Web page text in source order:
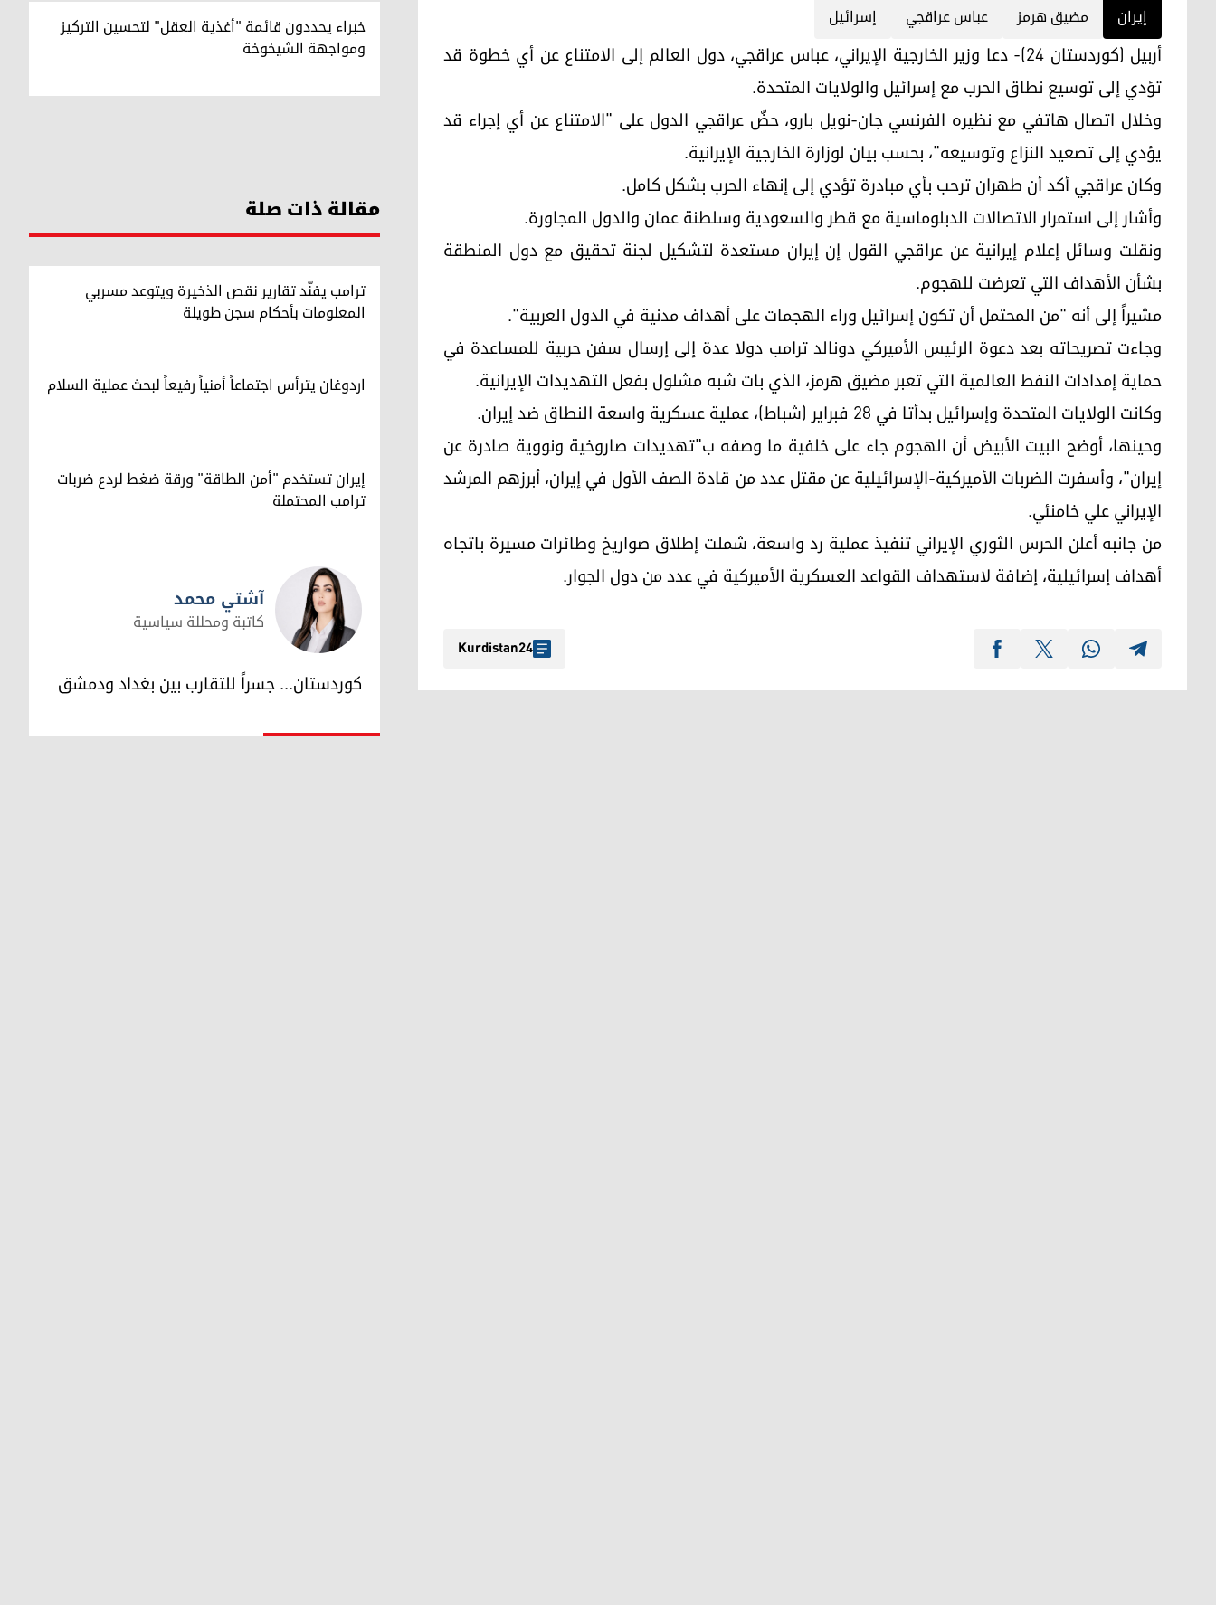
إيران مضيق هرمز عباس عراقجي إسرائيل
أربيل (كوردستان 24)- دعا وزير الخارجية الإيراني، عباس عراقجي، دول العالم إلى الامتناع عن أي خطوة قد
تؤدي إلى توسيع نطاق الحرب مع إسرائيل والولايات المتحدة.
وخلال اتصال هاتفي مع نظيره الفرنسي جان-نويل بارو، حضّ عراقجي الدول على "الامتناع عن أي إجراء قد
يؤدي إلى تصعيد النزاع وتوسيعه"، بحسب بيان لوزارة الخارجية الإيرانية.
وكان عراقجي أكد أن طهران ترحب بأي مبادرة تؤدي إلى إنهاء الحرب بشكل كامل.
وأشار إلى استمرار الاتصالات الدبلوماسية مع قطر والسعودية وسلطنة عمان والدول المجاورة.
ونقلت وسائل إعلام إيرانية عن عراقجي القول إن إيران مستعدة لتشكيل لجنة تحقيق مع دول المنطقة
بشأن الأهداف التي تعرضت للهجوم.
مشيراً إلى أنه "من المحتمل أن تكون إسرائيل وراء الهجمات على أهداف مدنية في الدول العربية".
وجاءت تصريحاته بعد دعوة الرئيس الأميركي دونالد ترامب دولا عدة إلى إرسال سفن حربية للمساعدة في
حماية إمدادات النفط العالمية التي تعبر مضيق هرمز، الذي بات شبه مشلول بفعل التهديدات الإيرانية.
وكانت الولايات المتحدة وإسرائيل بدأتا في 28 فبراير (شباط)، عملية عسكرية واسعة النطاق ضد إيران.
وحينها، أوضح البيت الأبيض أن الهجوم جاء على خلفية ما وصفه ب"تهديدات صاروخية ونووية صادرة عن
إيران"، وأسفرت الضربات الأميركية-الإسرائيلية عن مقتل عدد من قادة الصف الأول في إيران، أبرزهم المرشد
الإيراني علي خامنئي.
من جانبه أعلن الحرس الثوري الإيراني تنفيذ عملية رد واسعة، شملت إطلاق صواريخ وطائرات مسيرة باتجاه
أهداف إسرائيلية، إضافة لاستهداف القواعد العسكرية الأميركية في عدد من دول الجوار.
Kurdistan24
خبراء يحددون قائمة "أغذية العقل" لتحسين التركيز
ومواجهة الشيخوخة
مقالة ذات صلة
ترامب يفنّد تقارير نقص الذخيرة ويتوعد مسربي
المعلومات بأحكام سجن طويلة
اردوغان يترأس اجتماعاً أمنياً رفيعاً لبحث عملية السلام
إيران تستخدم "أمن الطاقة" ورقة ضغط لردع ضربات
ترامب المحتملة
آشتي محمد
آشتي محمد
كاتبة ومحللة سياسية
كوردستان... جسراً للتقارب بين بغداد ودمشق